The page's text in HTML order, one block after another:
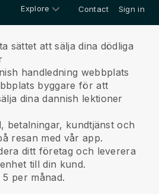
Explore Contact Sign in
sättet att sälja dina dödliga
handledning webbplats
byggare för att
dina dannish lektioner
betalningar, kundtjänst och
resan med vår app.
ditt företag och leverera
till din kund.
per månad.